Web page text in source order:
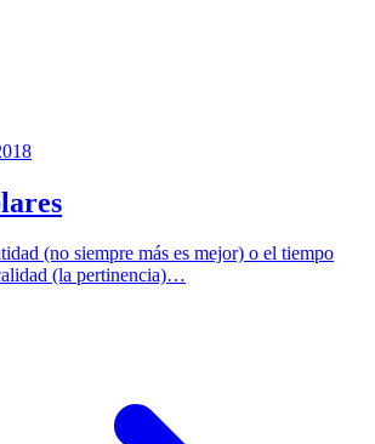
(no siempre más es mejor) o el tiempo
(la pertinencia)…